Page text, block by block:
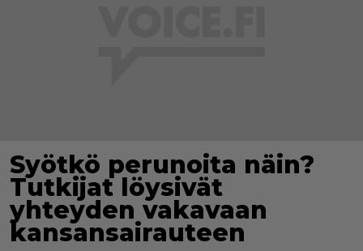
Syötkö perunoita näin?
Tutkijat löysivät
yhteyden vakavaan
kansansairauteen